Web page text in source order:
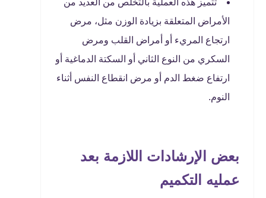
تتميز هذه العملية بالتخلص من العديد من
الأمراض المتعلقة بزيادة الوزن مثل، مرض
ارتجاع المريء أو أمراض القلب ومرض
السكري من النوع الثاني أو السكتة الدماغية أو
ارتفاع ضغط الدم أو مرض انقطاع النفس أثناء
النوم.
بعض الإرشادات اللازمة بعد
عمليه التكميم